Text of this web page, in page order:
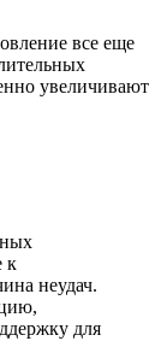
все еще
увеличивают
к
неудач.
для